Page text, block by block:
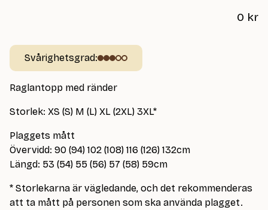
0 kr
Svårighetsgrad:
Raglantopp med ränder
Storlek: XS (S) M (L) XL (2XL) 3XL*
Plaggets mått
Övervidd: 90 (94) 102 (108) 116 (126) 132cm
Längd: 53 (54) 55 (56) 57 (58) 59cm
* Storlekarna är vägledande, och det rekommenderas
att ta mått på personen som ska använda plagget.